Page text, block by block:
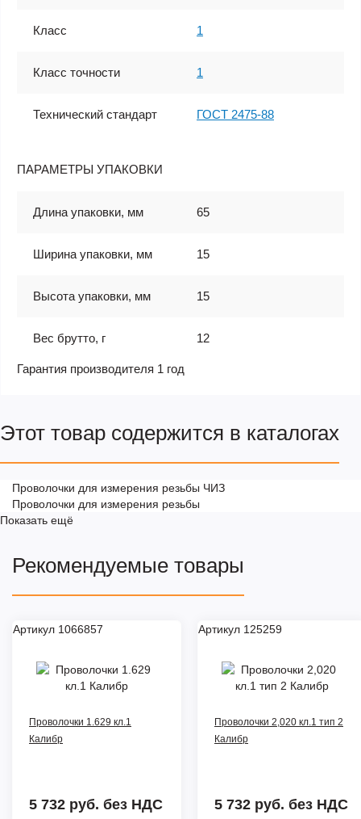
Класс 1
Класс точности 1
Технический стандарт ГОСТ 2475-88
ПАРАМЕТРЫ УПАКОВКИ
Длина упаковки, мм 65
Ширина упаковки, мм 15
Высота упаковки, мм 15
Вес брутто, г 12
Гарантия производителя 1 год
Этот товар содержится в каталогах
Проволочки для измерения резьбы ЧИЗ
Проволочки для измерения резьбы
Показать ещё
Рекомендуемые товары
Артикул 1066857
Проволочки 1.629 кл.1
Калибр
5 732 руб. без НДС
Артикул 125259
Проволочки 2,020 кл.1 тип 2
Калибр
5 732 руб. без НДС